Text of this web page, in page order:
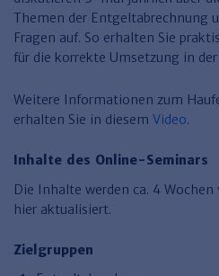
Personalmanagement und
Organisation
Personalentwicklung und
Persönlichkeitsentwicklung
Entgeltabrechnung
Steuerkanzlei und Gebühren
Familien- und Erbrecht
Miet- und WE-Recht
Verkehrsrecht
Compliance
Insolvenzrecht
Miet- und Bestandsverwaltung
Wohnungswirtschaft
Finden Sie Ihr Thema
TVöD
Arbeitsschutz & BGM
Finden Sie Ihr Thema
Gesundheitsmanagement
Finden Sie Ihr Thema
Haufe Personal Office
Themen der Entgeltabrechnung
Fragen auf. So erhalten Sie
für die korrekte Umsetzung in
Weitere Informationen zum
erhalten Sie in diesem Video.
Inhalte des Online-Seminars
Die Inhalte werden ca. 4
hier aktualisiert.
Zielgruppen